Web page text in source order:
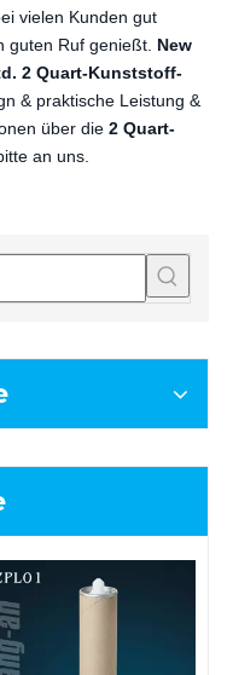
vielen Kunden gut
guten Ruf genießt. New
2 Quart-Kunststoff-
& praktische Leistung &
über die 2 Quart-
an uns.